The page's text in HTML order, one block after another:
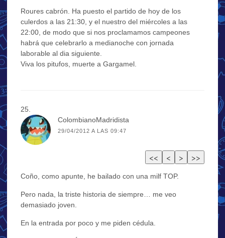
Roures cabrón. Ha puesto el partido de hoy de los
culerdos a las 21:30, y el nuestro del miércoles a las
22:00, de modo que si nos proclamamos campeones
habrá que celebrarlo a medianoche con jornada
laborable al dia siguiente.
Viva los pitufos, muerte a Gargamel.
ColombianoMadridista
29/04/2012 A LAS 09:47
Coño, como apunte, he bailado con una milf TOP.
Pero nada, la triste historia de siempre… me veo
demasiado joven.
En la entrada por poco y me piden cédula.